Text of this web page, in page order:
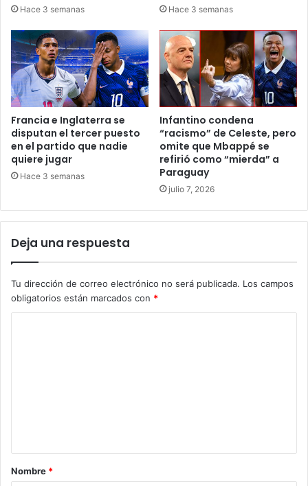
Hace 3 semanas Hace 3 semanas
Francia e Inglaterra se
disputan el tercer puesto
en el partido que nadie
quiere jugar
Hace 3 semanas
Infantino condena
“racismo” de Celeste, pero
omite que Mbappé se
refirió como “mierda” a
Paraguay
julio 7, 2026
Deja una respuesta
Tu dirección de correo electrónico no será publicada. Los campos
obligatorios están marcados con *
r
Nombre *